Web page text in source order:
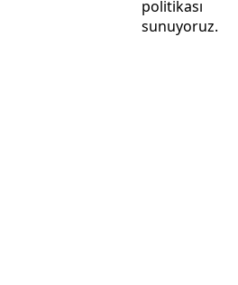
politikası
sunuyoruz.